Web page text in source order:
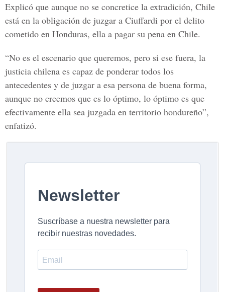
Explicó que aunque no se concretice la extradición, Chile
está en la obligación de juzgar a Ciuffardi por el delito
cometido en Honduras, ella a pagar su pena en Chile.
“No es el escenario que queremos, pero si ese fuera, la
justicia chilena es capaz de ponderar todos los
antecedentes y de juzgar a esa persona de buena forma,
aunque no creemos que es lo óptimo, lo óptimo es que
efectivamente ella sea juzgada en territorio hondureño”,
enfatizó.